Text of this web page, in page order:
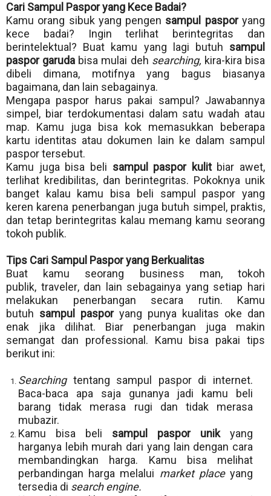
Cari Sampul Paspor yang Kece Badai?
Kamu orang sibuk yang pengen sampul pasporyang
kece badai? Ingin terlihat berintegritas dan
berintelektual? Buat kamu yang lagi butuh sampul
paspor garuda bisa mulai deh searching, kira-kira bisa
dibeli dimana, motifnya yang bagus biasanya
bagaimana, dan lain sebagainya.
Mengapa paspor harus pakai sampul? Jawabannya
simpel, biar terdokumentasi dalam satu wadah atau
map. Kamu juga bisa kok memasukkan beberapa
kartu identitas atau dokumen lain ke dalam sampul
paspor tersebut.
Kamu juga bisa beli sampul paspor kulit biar awet,
terlihat kredibilitas, dan berintegritas. Pokoknya unik
banget kalau kamu bisa beli sampul paspor yang
keren karena penerbangan juga butuh simpel, praktis,
dan tetap berintegritas kalau memang kamu seorang
tokoh publik.
Tips Cari Sampul Paspor yang Berkualitas
Buat kamu seorang business man, tokoh
publik, traveler, dan lain sebagainya yang setiap hari
melakukan penerbangan secara rutin. Kamu
butuh sampul paspor yang punya kualitas oke dan
enak jika dilihat. Biar penerbangan juga makin
semangat dan professional. Kamu bisa pakai tips
berikut ini:
Searching tentang sampul paspor di internet.
Baca-baca apa saja gunanya jadi kamu beli
barang tidak merasa rugi dan tidak merasa
mubazir.
Kamu bisa beli sampul paspor unik yang
harganya lebih murah dari yang lain dengan cara
membandingkan harga. Kamu bisa melihat
perbandingan harga melalui market placeyang
tersedia di search engine.